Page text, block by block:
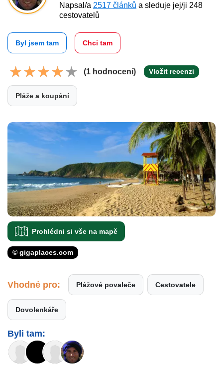
Napsal/a 2517 článků a sleduje jej/ji 248
cestovatelů
Byl jsem tam Chci tam
(1 hodnocení) Vložit recenzi
Pláže a koupání
Prohlédni si vše na mapě
© gigaplaces.com
Vhodné pro: Plážové povaleče Cestovatele
Dovolenkáře
Byli tam: